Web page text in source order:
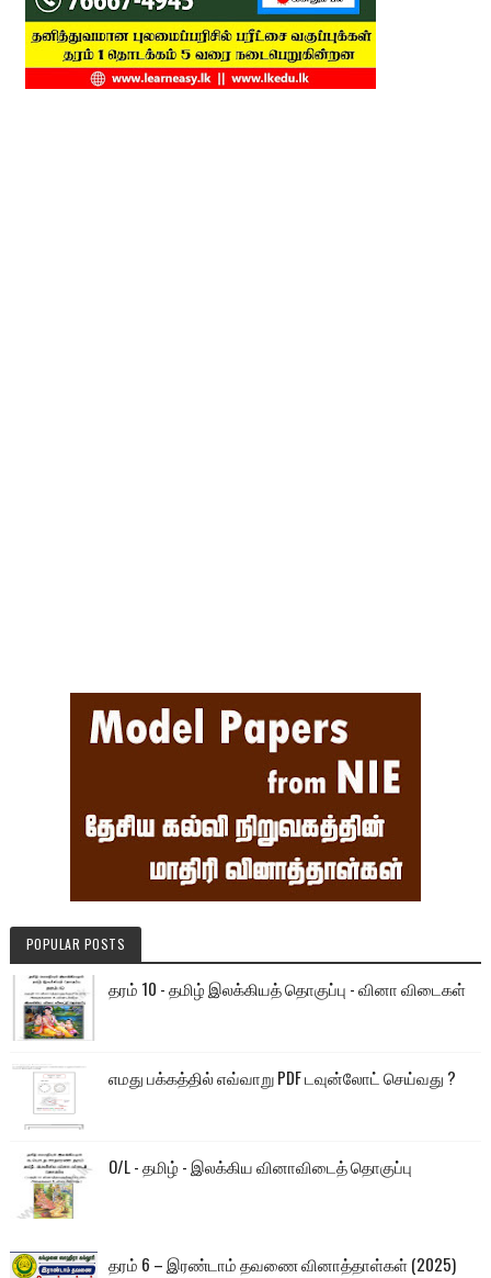
POPULAR POSTS
தரம் 10 - தமிழ் இலக்கியத் தொகுப்பு - வினா விடைகள்
எமது பக்கத்தில் எவ்வாறு PDF டவுன்லோட் செய்வது ?
O/L - தமிழ் - இலக்கிய வினாவிடைத் தொகுப்பு
தரம் 6 – இரண்டாம் தவணை வினாத்தாள்கள் (2025)